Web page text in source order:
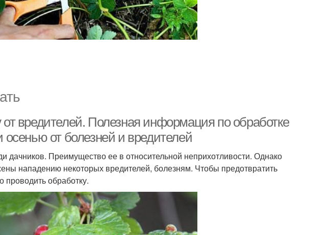
вредителей. Полезная информация по обработке
от болезней и вредителей
дачников. Преимущество ее в относительной неприхотливости. Однако
нападению некоторых вредителей, болезням. Чтобы предотвратить
проводить обработку.